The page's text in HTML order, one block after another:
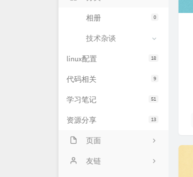
0
相册
技术杂谈
18
linux配置
9
代码相关
51
学习笔记
13
资源分享
页面
网站状态
友链